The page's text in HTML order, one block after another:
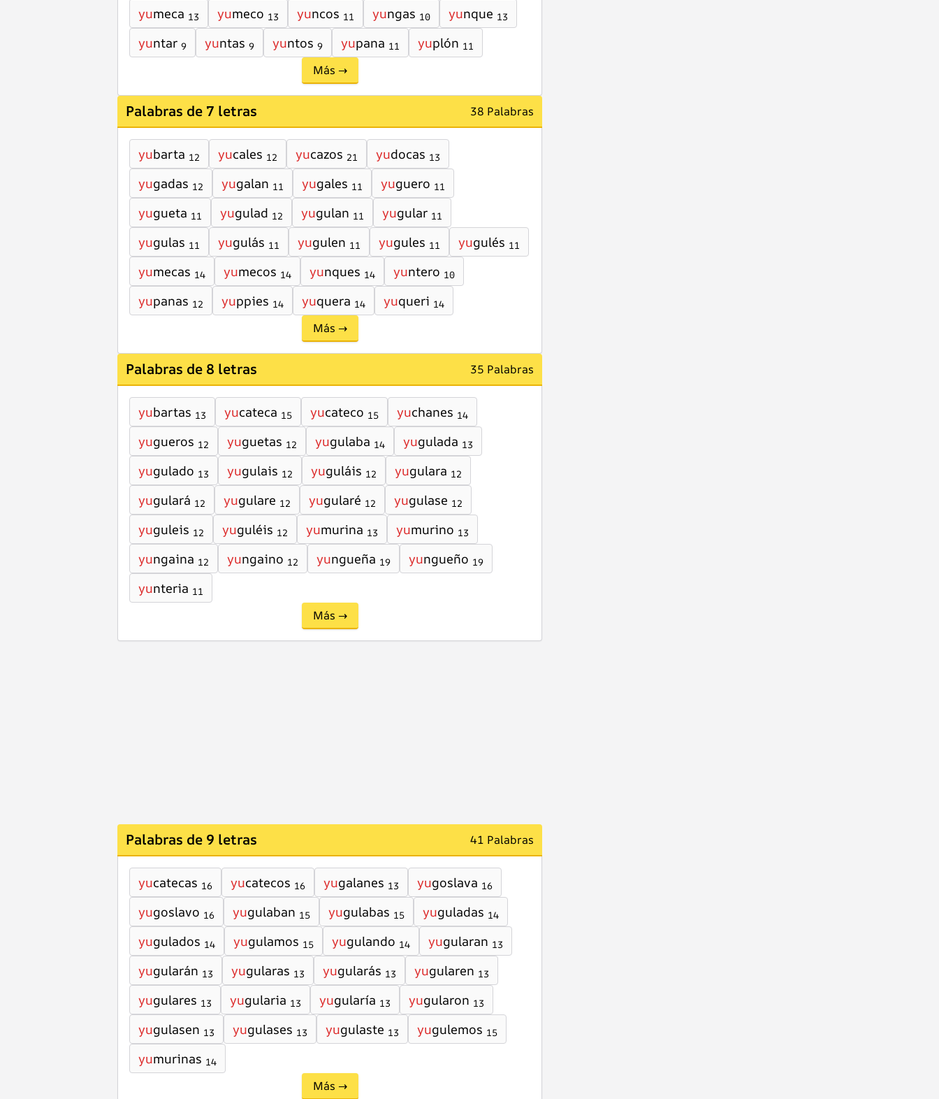
yumeca 13 yumeco 13 yuncos 11 yungas 10 yunque 13
yuntar 9 yuntas 9 yuntos 9 yupana 11 yuplón 11
Más →
Palabras de 7 letras 38 Palabras
yubarta 12 yucales 12 yucazos 21 yudocas 13
yugadas 12 yugalan 11 yugales 11 yuguero 11
yugueta 11 yugulad 12 yugulan 11 yugular 11
yugulas 11 yugulás 11 yugulen 11 yugules 11 yugulés 11
yumecas 14 yumecos 14 yunques 14 yuntero 10
yupanas 12 yuppies 14 yuquera 14 yuqueri 14
Más →
Palabras de 8 letras 35 Palabras
yubartas 13 yucateca 15 yucateco 15 yuchanes 14
yugueros 12 yuguetas 12 yugulaba 14 yugulada 13
yugulado 13 yugulais 12 yuguláis 12 yugulara 12
yugulará 12 yugulare 12 yugularé 12 yugulase 12
yuguleis 12 yuguléis 12 yumurina 13 yumurino 13
yungaina 12 yungaino 12 yungueña 19 yungueño 19
yunteria 11
Más →
Palabras de 9 letras 41 Palabras
yucatecas 16 yucatecos 16 yugalanes 13 yugoslava 16
yugoslavo 16 yugulaban 15 yugulabas 15 yuguladas 14
yugulados 14 yugulamos 15 yugulando 14 yugularan 13
yugularán 13 yugularas 13 yugularás 13 yugularen 13
yugulares 13 yugularia 13 yugularía 13 yugularon 13
yugulasen 13 yugulases 13 yugulaste 13 yugulemos 15
yumurinas 14
Más →